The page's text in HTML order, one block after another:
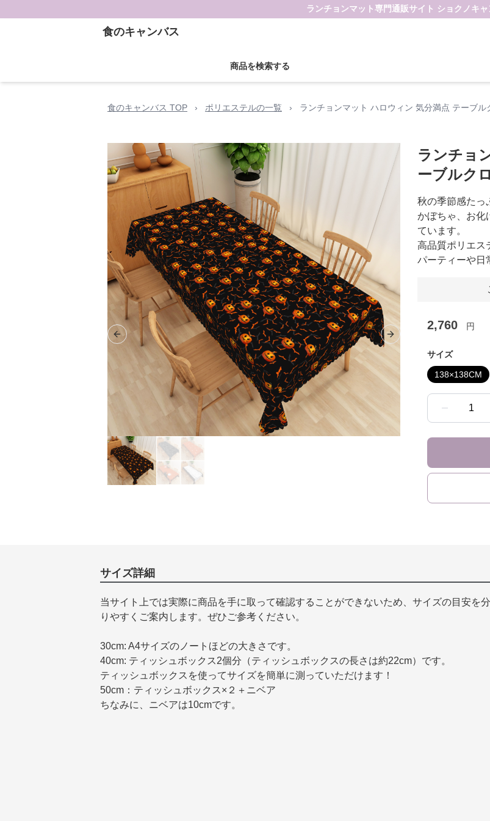
ランチョンマット専門通販サイト ショクノキャ
食のキャンバス
商品を検索する
食のキャンバス TOP › ポリエステルの一覧 › ランチョンマット ハロウィン 気分満点 テーブル
Previous slide Next slide
ランチョ
ーブルク
秋の季節感たっ
かぼちゃ、お化
ています。
高品質ポリエス
パーティーや日
2,760 円
サイズ
138×138CM
1
サイズ詳細
当サイト上では実際に商品を手に取って確認することができないため、サイズの目安を
りやすくご案内します。ぜひご参考ください。
30cm: A4サイズのノートほどの大きさです。
40cm: ティッシュボックス2個分（ティッシュボックスの長さは約22cm）です。
ティッシュボックスを使ってサイズを簡単に測っていただけます！
50cm：ティッシュボックス×２＋ニベア
ちなみに、ニベアは10cmです。